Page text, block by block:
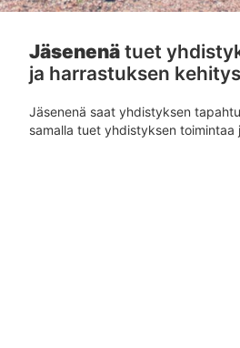
Jäsenenä tuet
ja harrastuksen
Jäsenenä saat yhdistyksen
samalla tuet yhdistyksen toimintaa